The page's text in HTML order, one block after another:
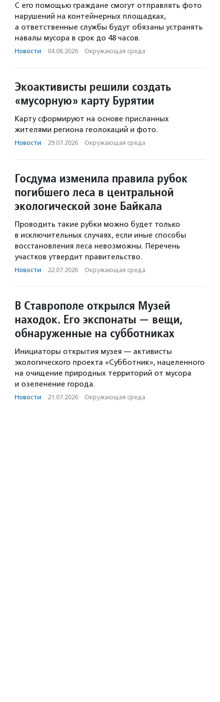
С его помощью граждане смогут отправлять фото
нарушений на контейнерных площадках,
а ответственные службы будут обязаны устранять
навалы мусора в срок до 48 часов.
Новости · 04.08.2026 · Окружающая среда
Экоактивисты решили создать
«мусорную» карту Бурятии
Карту сформируют на основе присланных
жителями региона геолокаций и фото.
Новости · 29.07.2026 · Окружающая среда
Госдума изменила правила рубок
погибшего леса в центральной
экологической зоне Байкала
Проводить такие рубки можно будет только
в исключительных случаях, если иные способы
восстановления леса невозможны. Перечень
участков утвердит правительство.
Новости · 22.07.2026 · Окружающая среда
В Ставрополе открылся Музей
находок. Его экспонаты — вещи,
обнаруженные на субботниках
Инициаторы открытия музея — активисты
экологического проекта «Субботник», нацеленного
на очищение природных территорий от мусора
и озеленение города.
Новости · 21.07.2026 · Окружающая среда